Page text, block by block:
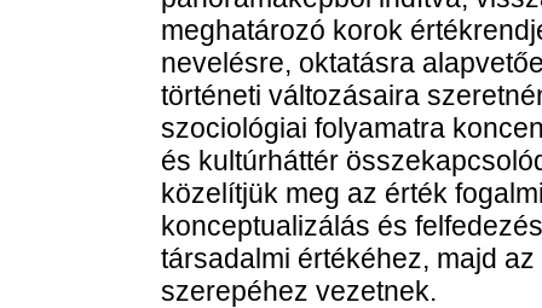
meghatározó korok
nevelésre, oktatásra
történeti változásaira
szociológiai folyamatra
és kultúrháttér
közelítjük meg az érték
konceptualizálás és
társadalmi értékéhez, majd
szerepéhez vezetnek.